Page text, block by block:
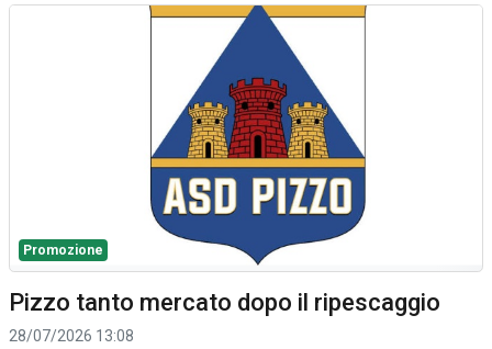
Promozione
Pizzo tanto mercato dopo il ripescaggio
28/07/2026 13:08